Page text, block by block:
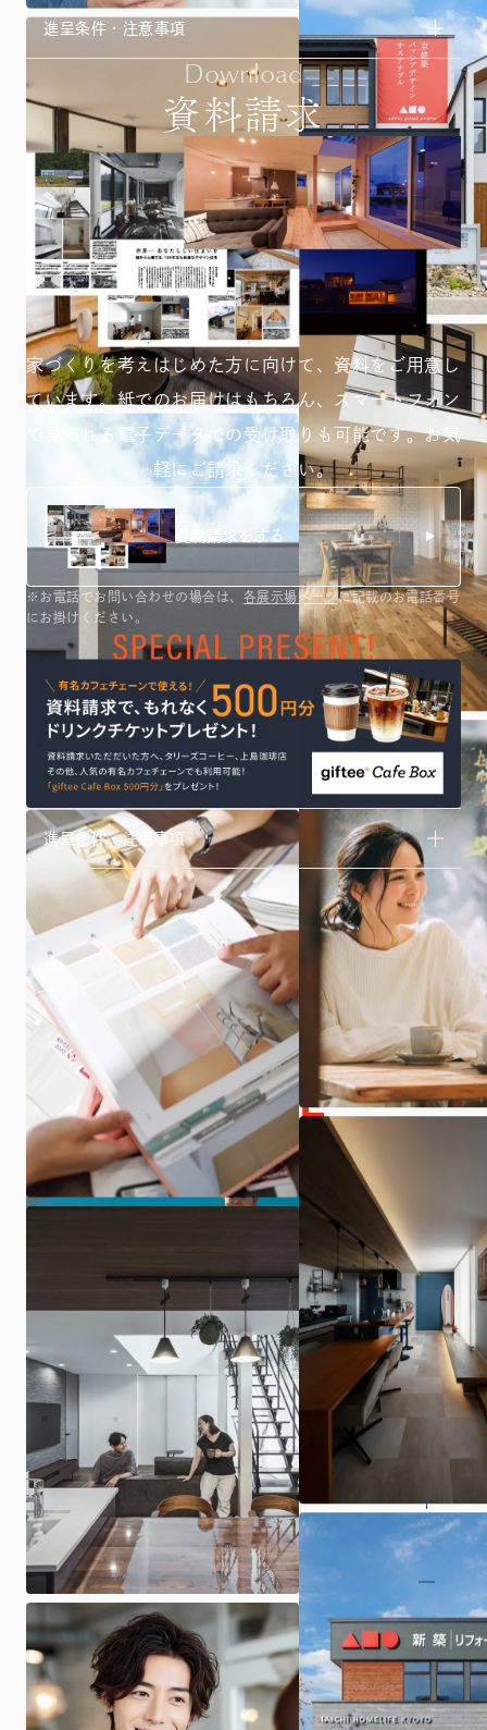
進呈条件・注意事項
Download
資料請求
家づくりを考えはじめた方に向けて、資料をご用意し
ています。紙でのお届けはもちろん、スマートフォン
で見られる 電子データでの受け取りも可能です。お気
軽にご請求ください。
資料請求をする
※お電話でお問い合わせの場合は、 各展示場ページに記載のお電話番号
にお掛けください。
進呈条件・注意事項
ARCHIの家づくり
展示場・イベント
商品プラン